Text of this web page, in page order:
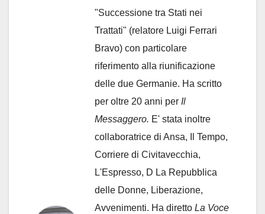
"Successione tra Stati nei
Trattati" (relatore Luigi Ferrari
Bravo) con particolare
riferimento alla riunificazione
delle due Germanie. Ha scritto
per oltre 20 anni per Il
Messaggero. E' stata inoltre
collaboratrice di Ansa, Il Tempo,
Corriere di Civitavecchia,
L'Espresso, D La Repubblica
delle Donne, Liberazione,
Avvenimenti. Ha diretto La Voce